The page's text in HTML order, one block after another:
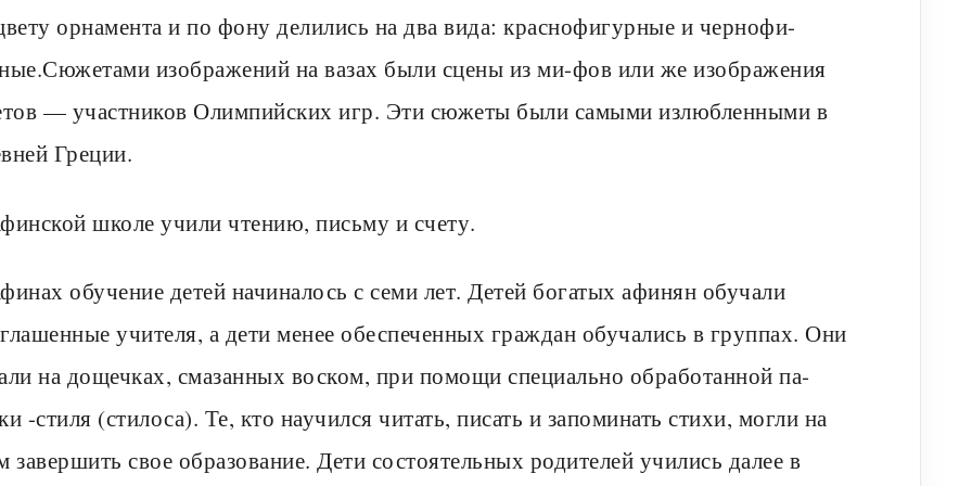
орнамента и по фону делились на два вида: краснофигурные и чернофи-
изображений на вазах были сцены из ми-фов или же изображения
— участников Олимпийских игр. Эти сюжеты были самыми излю­бленными в
Греции.
школе учили чтению, письму и счету.
обучение детей начиналось с семи лет. Детей богатых афинян обучали
учи­теля, а дети менее обеспеченных граждан обучались в группах. Они
на дощечках, смазанных воском, при помощи специально обработанной па­
-стиля (стилоса). Те, кто научился читать, писать и запоминать стихи, могли на
завершить свое об­разование. Дети состоятельных родителей учились да­лее в